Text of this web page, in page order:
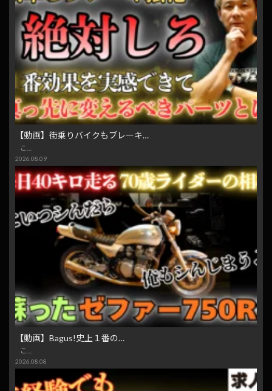
【動画】街乗りバイクもブレーキ…
こ…
2026.08.09
【動画】Bagus!史上１番の…
こ…
2026.08.08